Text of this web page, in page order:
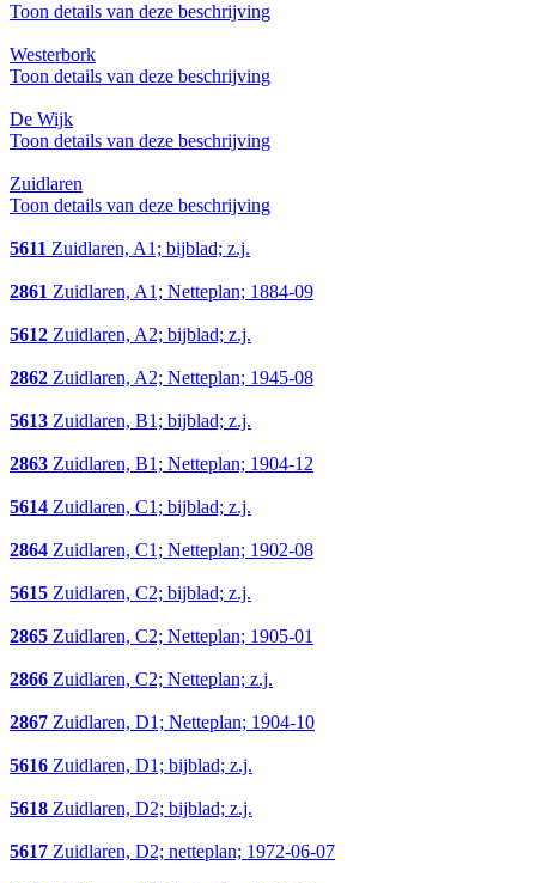
Toon details van deze beschrijving
Westerbork
Toon details van deze beschrijving
De Wijk
Toon details van deze beschrijving
Zuidlaren
Toon details van deze beschrijving
5611 Zuidlaren, A1; bijblad; z.j.
2861 Zuidlaren, A1; Netteplan; 1884-09
5612 Zuidlaren, A2; bijblad; z.j.
2862 Zuidlaren, A2; Netteplan; 1945-08
5613 Zuidlaren, B1; bijblad; z.j.
2863 Zuidlaren, B1; Netteplan; 1904-12
5614 Zuidlaren, C1; bijblad; z.j.
2864 Zuidlaren, C1; Netteplan; 1902-08
5615 Zuidlaren, C2; bijblad; z.j.
2865 Zuidlaren, C2; Netteplan; 1905-01
2866 Zuidlaren, C2; Netteplan; z.j.
2867 Zuidlaren, D1; Netteplan; 1904-10
5616 Zuidlaren, D1; bijblad; z.j.
5618 Zuidlaren, D2; bijblad; z.j.
5617 Zuidlaren, D2; netteplan; 1972-06-07